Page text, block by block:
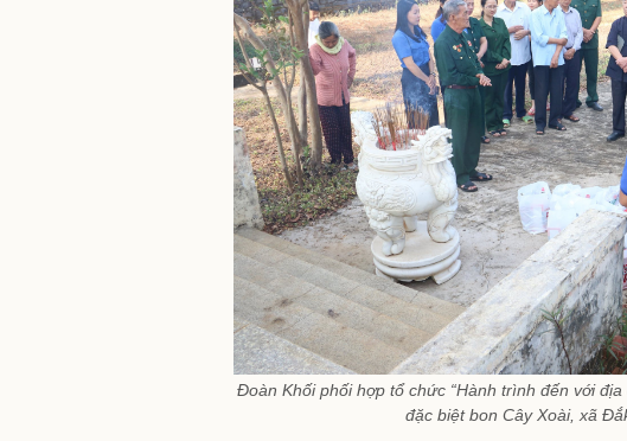
Đoàn Khối phối hợp tổ chức “Hành trình đến với
đặc biệt bon Cây Xoài, xã